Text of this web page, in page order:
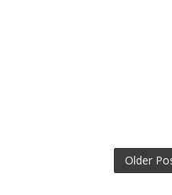
Older